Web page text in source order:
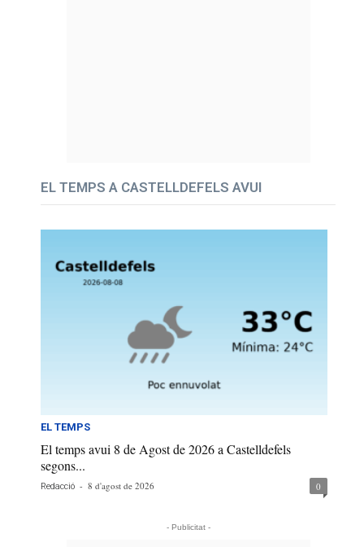
EL TEMPS A CASTELLDEFELS AVUI
EL TEMPS
El temps avui 8 de Agost de 2026 a Castelldefels
segons...
Redacció - 8 d'agost de 2026 0
- Publicitat -